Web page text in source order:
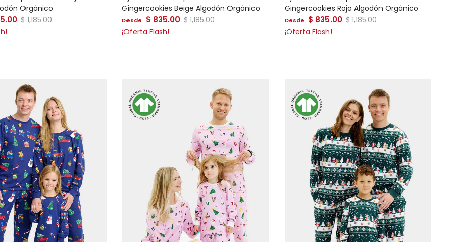
Orgánico
Precio normal
$ 1,185.00
Gingercookies Beige Algodón Orgánico
Precio de venta
Desde $ 835.00 Precio normal
$ 1,185.00
¡Oferta Flash!
Gingercookies Rojo Algodón Orgánico
Precio de venta
Desde $ 835.00 Precio normal
$ 1,185.00
¡Oferta Flash!